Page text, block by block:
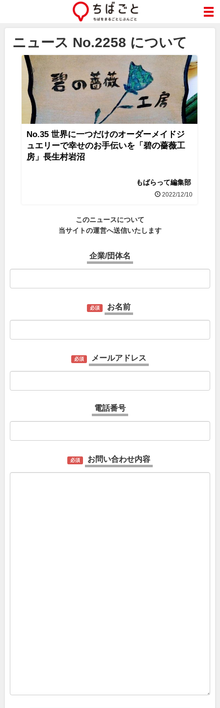
ニュース No.2258 について
No.35 世界に一つだけのオーダーメイドジ
ュエリーで幸せのお手伝いを「碧の薔薇工
房」長生村岩沼
もばらって編集部
2022/12/10
このニュースについて
当サイトの運営へ送信いたします
企業/団体名
必須 お名前
必須 メールアドレス
電話番号
必須 お問い合わせ内容